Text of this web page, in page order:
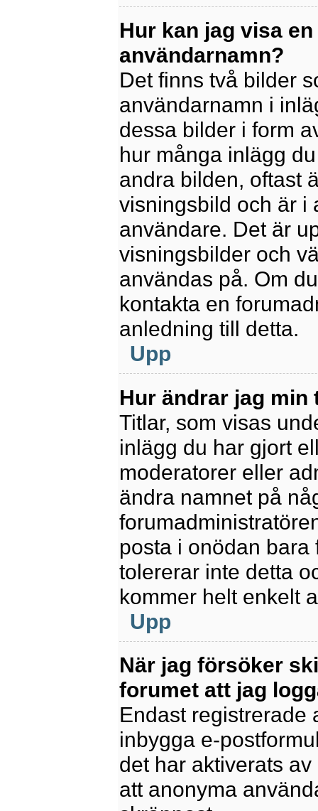
Hur kan jag visa
användarnamn?
Det finns två bilder
användarnamn i
dessa bilder i form
hur många inlägg
andra bilden, oftast
visningsbild och är i
användare. Det är
visningsbilder och
användas på. Om
kontakta en
anledning till detta.
Upp
Hur ändrar jag min
Titlar, som visas
inlägg du har gjort
moderatorer eller
ändra namnet på
posta i onödan bara
tolererar inte detta
kommer helt enkelt
Upp
När jag försöker
forumet att jag
Endast registrerade
inbygga e-
det har aktiverats
att anonyma